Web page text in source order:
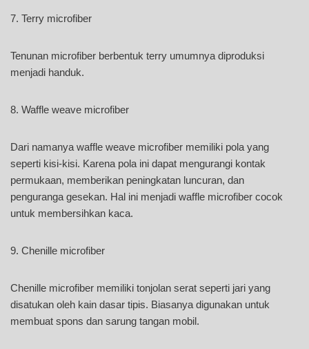
7. Terry microfiber
Tenunan microfiber berbentuk terry umumnya diproduksi
menjadi handuk.
8. Waffle weave microfiber
Dari namanya waffle weave microfiber memiliki pola yang
seperti kisi-kisi. Karena pola ini dapat mengurangi kontak
permukaan, memberikan peningkatan luncuran, dan
penguranga gesekan. Hal ini menjadi waffle microfiber cocok
untuk membersihkan kaca.
9. Chenille microfiber
Chenille microfiber memiliki tonjolan serat seperti jari yang
disatukan oleh kain dasar tipis. Biasanya digunakan untuk
membuat spons dan sarung tangan mobil.